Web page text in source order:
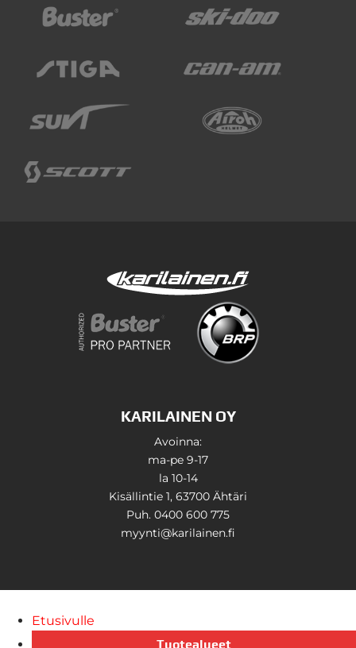
KARILAINEN OY
Avoinna:
ma-pe 9-17
la 10-14
Kisällintie 1, 63700 Ähtäri
Puh. 0400 600 775
myynti@karilainen.fi
Etusivulle
Tuotealueet